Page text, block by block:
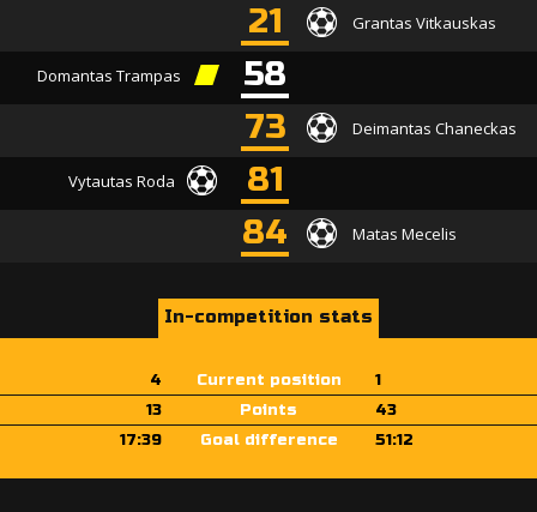
21 Grantas Vitkauskas
Domantas Trampas
58
73
Deimantas Chaneckas
Vytautas Roda
81
84
Matas Mecelis
In-competition stats
4 Current position
1
13
Points
43
17:39
Goal difference 51:12